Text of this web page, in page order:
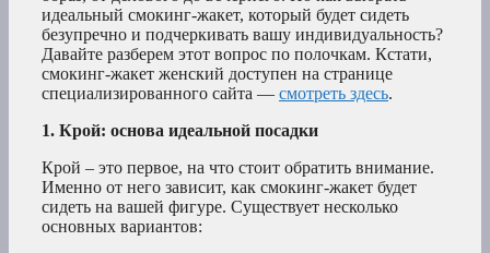
идеальный смокинг-жакет, который будет сидеть
безупречно и подчеркивать вашу индивидуальность?
Давайте разберем этот вопрос по полочкам. Кстати,
смокинг-жакет женский доступен на странице
специализированного сайта — смотреть здесь.
1. Крой: основа идеальной посадки
Крой – это первое, на что стоит обратить внимание.
Именно от него зависит, как смокинг-жакет будет
сидеть на вашей фигуре. Существует несколько
основных вариантов: